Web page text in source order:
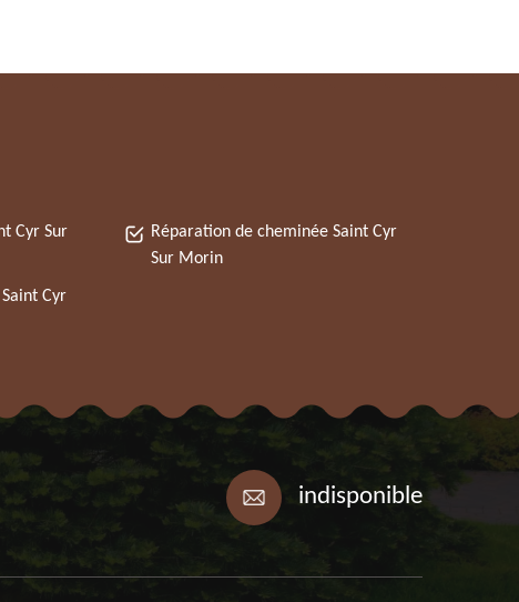
Cyr Sur
Cyr
Réparation de cheminée Saint Cyr
Sur Morin
indisponible